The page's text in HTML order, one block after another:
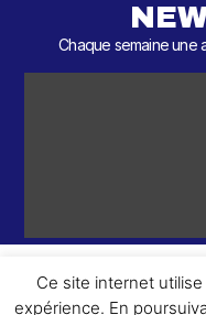
Chaque semaine une
Ce site internet
expérience. En